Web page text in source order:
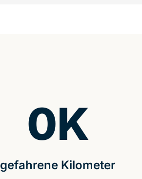
gefahrene Kilometer
0K